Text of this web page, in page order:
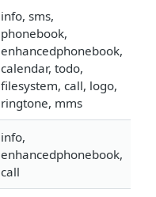
info, sms,
phonebook,
enhancedphonebook,
calendar, todo,
filesystem, call, logo,
ringtone, mms
info,
enhancedphonebook,
call